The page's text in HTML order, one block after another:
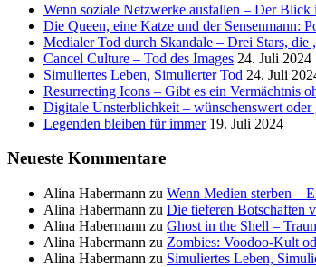
Wenn soziale Netzwerke ausfallen – Der Blick
Die Queen, eine Katze und der Sensenmann:
Medialer Tod durch Skandale – Drei Stars, die
Cancel Culture – Tod des Images 24. Juli 2024
Simuliertes Leben, Simulierter Tod 24. Juli
Resurrecting Icons – Gibt es ein Vermächtnis
Digitale Unsterblichkeit – wünschenswert oder
Legenden bleiben für immer 19. Juli 2024
Neueste Kommentare
Alina Habermann zu Wenn Medien sterben –
Alina Habermann zu Die tieferen Botschaften
Alina Habermann zu Ghost in the Shell –
Alina Habermann zu Zombies: Voodoo-Kult
Alina Habermann zu Simuliertes Leben,